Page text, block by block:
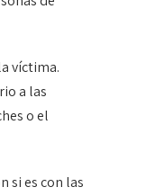
víctima.
a las
o el
si es con las